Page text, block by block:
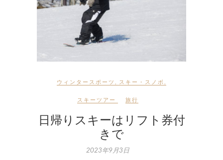
ウィンタースポーツ スキー・スノボ
スキーツアー 旅行
日帰りスキーはリフト券付
きで
2023年9月3日